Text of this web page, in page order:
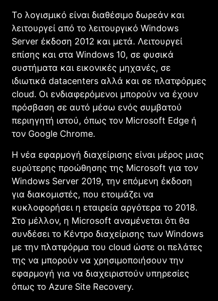
Το λογισμικό είναι διαθέσιμο δωρεάν και
λειτουργεί από το λειτουργικό Windows
Server έκδοση 2012 και μετά. Λειτουργεί
επίσης και στα Windows 10, σε φυσικά
συστήματα και εικονικές μηχανές, σε
ιδιωτικά datacenters αλλά και σε πλατφόρμες
cloud. Οι ενδιαφερόμενοι μπορούν να έχουν
πρόσβαση σε αυτό μέσω ενός συμβατού
περιηγητή ιστού, όπως τον Microsoft Edge ή
τον Google Chrome.
Η νέα εφαρμογή διαχείρισης είναι μέρος μιας
ευρύτερης προώθησης της Microsoft για τον
Windows Server 2019, την επόμενη έκδοση
για διακομιστές, που ετοιμάζει να
κυκλοφορήσει η εταιρεία αργότερα το 2018.
Στο μέλλον, η Microsoft αναμένεται ότι θα
συνδέσει το Κέντρο διαχείρισης των Windows
με την πλατφόρμα του cloud ώστε οι πελάτες
της να μπορούν να χρησιμοποιήσουν την
εφαρμογή για να διαχειριστούν υπηρεσίες
όπως το Azure Site Recovery.